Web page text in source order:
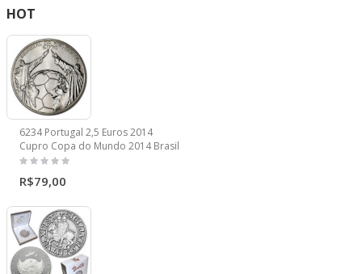
HOT
6234 Portugal 2,5 Euros 2014
Cupro Copa do Mundo 2014 Brasil
R$79,00